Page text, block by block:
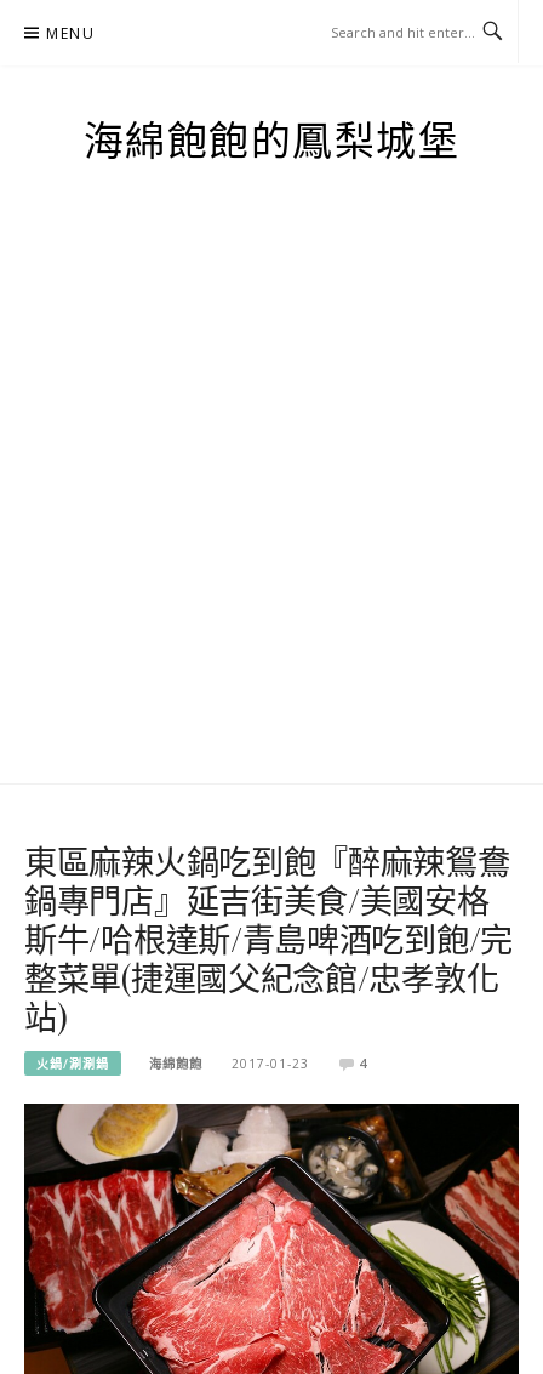
MENU
海綿飽飽的鳳梨城堡
東區麻辣火鍋吃到飽『醉麻辣鴛鴦
鍋專門店』延吉街美食/美國安格
斯牛/哈根達斯/青島啤酒吃到飽/完
整菜單(捷運國父紀念館/忠孝敦化
站)
火鍋/涮涮鍋 海綿飽飽 2017-01-23 4